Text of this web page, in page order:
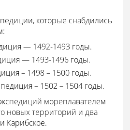
которые снабдились
— 1492-1493 годы.
— 1493-1496 годы.
– 1498 – 1500 годы.
– 1502 – 1504 годы.
мореплавателем
новых территорий и два
Карибское.